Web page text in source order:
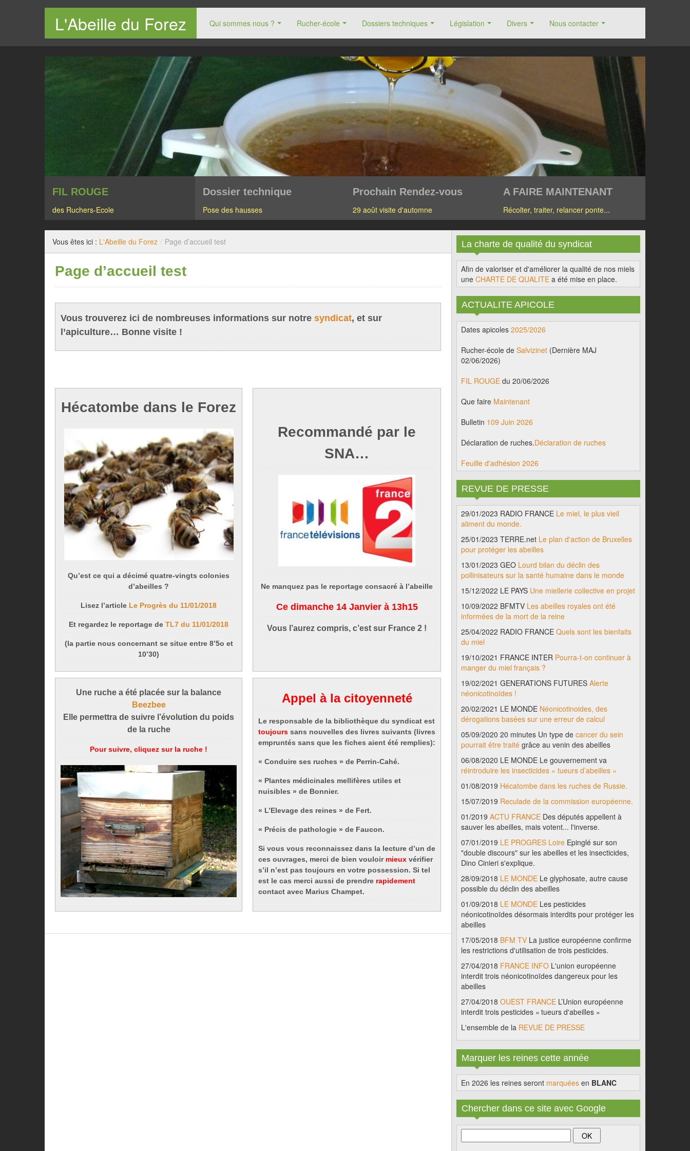
L'Abeille du Forez Qui sommes nous ? Rucher-école Dossiers techniques Législation Divers Nous contacter
Le site des apiculteurs du Forez
FIL ROUGE
des Ruchers-Ecole
Dossier technique
Pose des hausses
Prochain Rendez-vous
29 août visite d'automne
A FAIRE MAINTENANT
Récolter, traiter, relancer ponte...
Vous êtes ici : L'Abeille du Forez / Page d’accueil test
Page d’accueil test
Vous trouverez ici de nombreuses informations sur notre syndicat, et sur
l’apiculture… Bonne visite !
Hécatombe dans le Forez
Qu’est ce qui a décimé quatre-vingts colonies
d’abeilles ?
Lisez l’article Le Progrès du 11/01/2018
Et regardez le reportage de TL7 du 11/01/2018
(la partie nous concernant se situe entre 8’5o et
10’30)
Recommandé par le
SNA…
Ne manquez pas le reportage consacré à l’abeille
Ce dimanche 14 Janvier à 13h15
Vous l’aurez compris, c’est sur France 2 !
Une ruche a été placée sur la balance
Beezbee
Elle permettra de suivre l’évolution du poids
de la ruche
Pour suivre, cliquez sur la ruche !
Appel à la citoyenneté
Le responsable de la bibliothèque du syndicat est
toujours sans nouvelles des livres suivants (livres
empruntés sans que les fiches aient été remplies):
« Conduire ses ruches » de Perrin-Cahé.
« Plantes médicinales mellifères utiles et
nuisibles » de Bonnier.
« L’Elevage des reines » de Fert.
« Précis de pathologie » de Faucon.
Si vous vous reconnaissez dans la lecture d’un de
ces ouvrages, merci de bien vouloir mieux vérifier
s’il n’est pas toujours en votre possession. Si tel
est le cas merci aussi de prendre rapidement
contact avec Marius Champet.
La charte de qualité du syndicat
Afin de valoriser et d'améliorer la qualité de nos miels
une CHARTE DE QUALITE a été mise en place.
ACTUALITE APICOLE
Dates apicoles 2025/2026
Rucher-école de Salvizinet (Dernière MAJ
02/06/2026)
FIL ROUGE du 20/06/2026
Que faire Maintenant
Bulletin 109 Juin 2026
Déclaration de ruches.Déclaration de ruches
Feuille d'adhésion 2026
REVUE DE PRESSE
29/01/2023 RADIO FRANCE Le miel, le plus vieil
aliment du monde.
25/01/2023 TERRE.net Le plan d'action de Bruxelles
pour protéger les abeilles
13/01/2023 GEO Lourd bilan du déclin des
pollinisateurs sur la santé humaine dans le monde
15/12/2022 LE PAYS Une miellerie collective en projet
10/09/2022 BFMTV Les abeilles royales ont été
informées de la mort de la reine
25/04/2022 RADIO FRANCE Quels sont les bienfaits
du miel
19/10/2021 FRANCE INTER Pourra-t-on continuer à
manger du miel français ?
19/02/2021 GENERATIONS FUTURES Alerte
néonicotinoïdes !
20/02/2021 LE MONDE Néonicotinoides, des
dérogations basées sur une erreur de calcul
05/09/2020 20 minutes Un type de cancer du sein
pourrait être traité grâce au venin des abeilles
06/08/2020 LE MONDE Le gouvernement va
réintroduire les insecticides « tueurs d’abeilles »
01/08/2019 Hécatombe dans les ruches de Russie.
15/07/2019 Reculade de la commission européenne.
01/2019 ACTU FRANCE Des députés appellent à
sauver les abeilles, mais votent... l'inverse.
07/01/2019 LE PROGRES Loire Epinglé sur son
"double discours" sur les abeilles et les insecticides,
Dino Cinieri s'explique.
28/09/2018 LE MONDE Le glyphosate, autre cause
possible du déclin des abeilles
01/09/2018 LE MONDE Les pesticides
néonicotinoïdes désormais interdits pour protéger les
abeilles
17/05/2018 BFM TV La justice européenne confirme
les restrictions d'utilisation de trois pesticides.
27/04/2018 FRANCE INFO L'union européenne
interdit trois néonicotinoïdes dangereux pour les
abeilles
27/04/2018 OUEST FRANCE L’Union européenne
interdit trois pesticides « tueurs d'abeilles »
L'ensemble de la REVUE DE PRESSE
Marquer les reines cette année
En 2026 les reines seront marquées en BLANC
Chercher dans ce site avec Google